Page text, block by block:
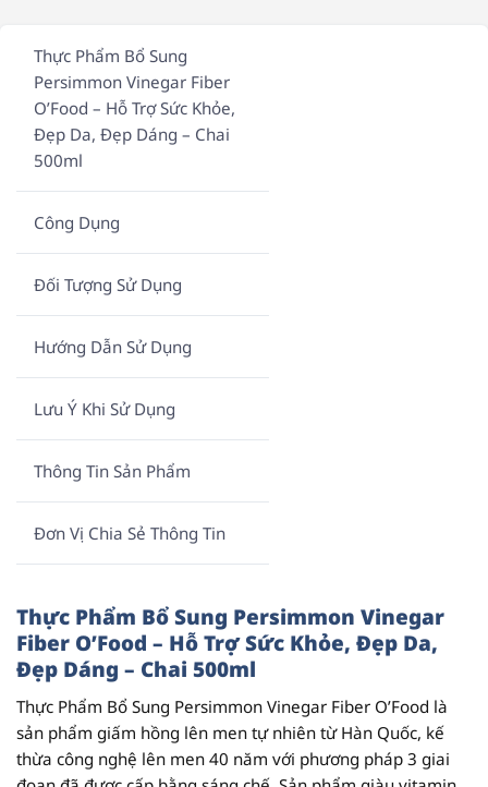
Thực Phẩm Bổ Sung
Persimmon Vinegar Fiber
O’Food – Hỗ Trợ Sức Khỏe,
Đẹp Da, Đẹp Dáng – Chai
500ml
Công Dụng
Đối Tượng Sử Dụng
Hướng Dẫn Sử Dụng
Lưu Ý Khi Sử Dụng
Thông Tin Sản Phẩm
Đơn Vị Chia Sẻ Thông Tin
Thực Phẩm Bổ Sung Persimmon Vinegar
Fiber O’Food – Hỗ Trợ Sức Khỏe, Đẹp Da,
Đẹp Dáng – Chai 500ml
Thực Phẩm Bổ Sung Persimmon Vinegar Fiber O’Food là
sản phẩm giấm hồng lên men tự nhiên từ Hàn Quốc, kế
thừa công nghệ lên men 40 năm với phương pháp 3 giai